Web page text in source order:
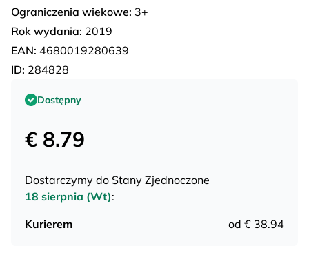
Ograniczenia wiekowe: 3+
Rok wydania: 2019
EAN: 4680019280639
ID: 284828
Dostępny
€ 8.79
Dostarczymy do Stany Zjednoczone
18 sierpnia (Wt):
Kurierem
od € 38.94